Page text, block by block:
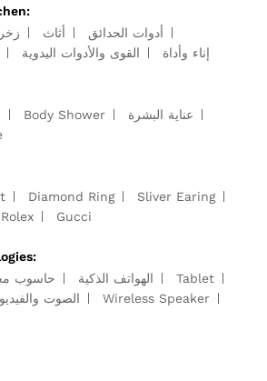
أثاث
أدوات الحدائق
القوى والأدوات اليدوية إناء وأداة
Body Shower
عناية البشرة
Diamond Ring
Sliver Earing
Rolex Gucci
حاسوب الهواتف الذكية
Tablet
الصوت والفيديو
Wireless Speaker